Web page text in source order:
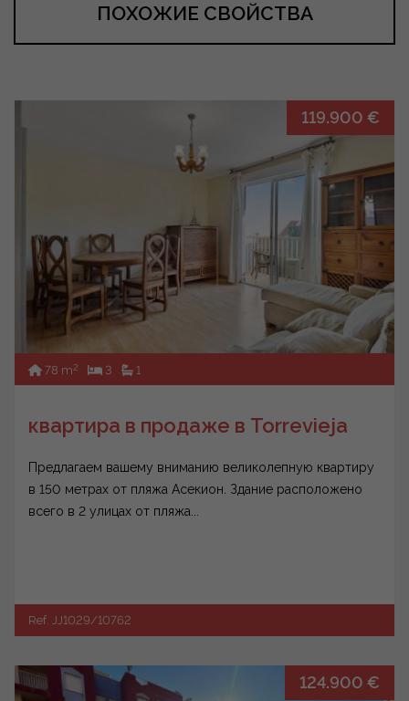
ПОХОЖИЕ СВОЙСТВА
119.900 €
78 m2 3 1
квартира в продаже в Torrevieja
Предлагаем вашему вниманию великолепную квартиру
в 150 метрах от пляжа Асекион. Здание расположено
всего в 2 улицах от пляжа...
Ref. JJ1029/10762
124.900 €